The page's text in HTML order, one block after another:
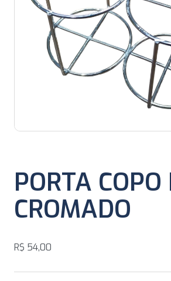
PORTA
CROMADO
R$ 54,00